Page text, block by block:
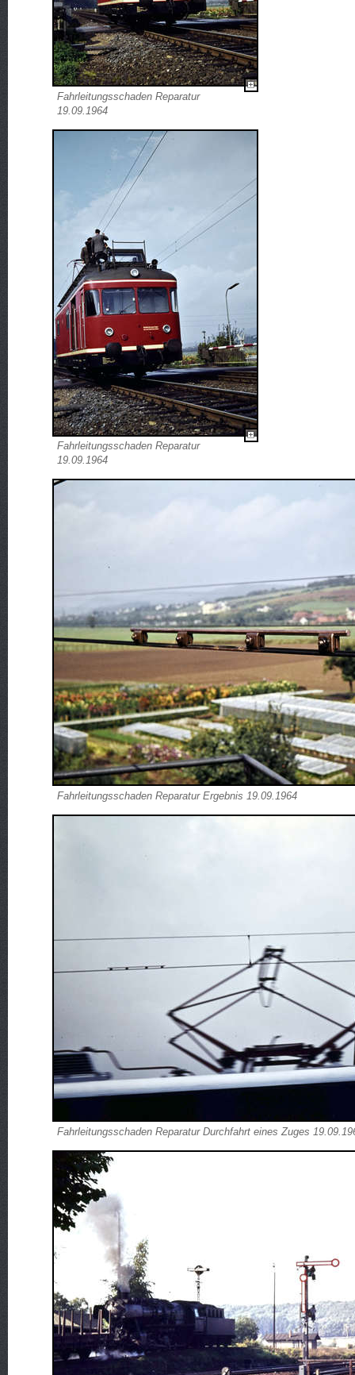
Fahrleitungsschaden Reparatur
19.09.1964
Fahrleitungsschaden Reparatur
19.09.1964
Fahrleitungsschaden Reparatur Ergebnis 19.09.1964
Fahrleitungsschaden Reparatur Durchfahrt eines Zuges